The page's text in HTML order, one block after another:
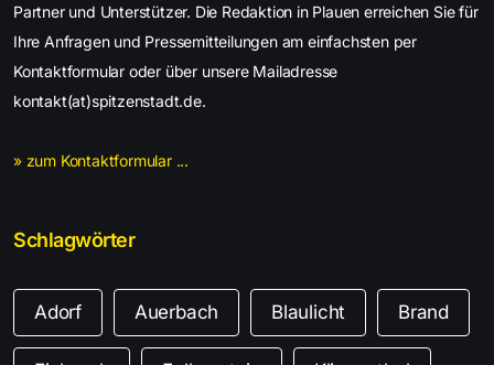
Partner und Unterstützer. Die Redaktion in Plauen erreichen Sie für
Ihre Anfragen und Pressemitteilungen am einfachsten per
Kontaktformular oder über unsere Mailadresse
kontakt(at)spitzenstadt.de.
» zum Kontaktformular ...
Schlagwörter
Adorf Auerbach Blaulicht Brand